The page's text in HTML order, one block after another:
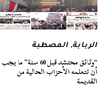
الربابة,المصطبة
“وثائق محتشد قبل 60 سنة” ما يجب
أن تتعلمه الأحزاب الحالية من
القديمة